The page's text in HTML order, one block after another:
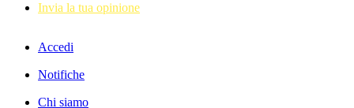
Invia la tua opinione
Accedi
Notifiche
Chi siamo